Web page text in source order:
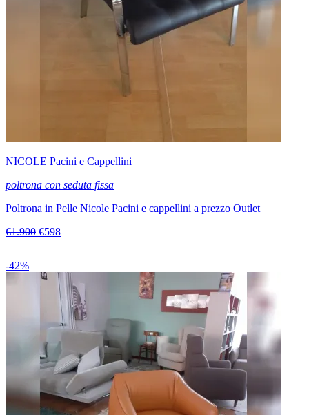
NICOLE Pacini e Cappellini
poltrona con seduta fissa
Poltrona in Pelle Nicole Pacini e cappellini a prezzo Outlet
€1.900 €598
-42%